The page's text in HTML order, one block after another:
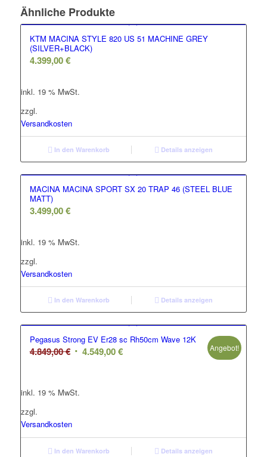
Ähnliche Produkte
KTM MACINA STYLE 820 US 51 MACHINE GREY
(SILVER+BLACK)
4.399,00€
inkl. 19 % MwSt.
zzgl.
Versandkosten
In den Warenkorb Details anzeigen
MACINA MACINA SPORT SX 20 TRAP 46 (STEEL BLUE
MATT)
3.499,00€
inkl. 19 % MwSt.
zzgl.
Versandkosten
In den Warenkorb Details anzeigen
Pegasus Strong EV Er28 sc Rh50cm Wave 12K
4.849,00€ Ursprünglicher
4.849,00 €
4.549,00€Aktueller
Angebot!
inkl. 19 % MwSt.
zzgl.
Versandkosten
In den Warenkorb Details anzeigen